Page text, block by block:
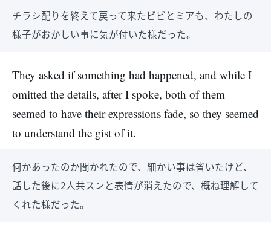
チラシ配りを終えて戻って来たビビとミアも、わたしの
様子がおかしい事に気が付いた様だった。
They asked if something had happened, and while I
omitted the details, after I spoke, both of them
seemed to have their expressions fade, so they seemed
to understand the gist of it.
何かあったのか聞かれたので、細かい事は省いたけど、
話した後に2人共スンと表情が消えたので、概ね理解して
くれた様だった。